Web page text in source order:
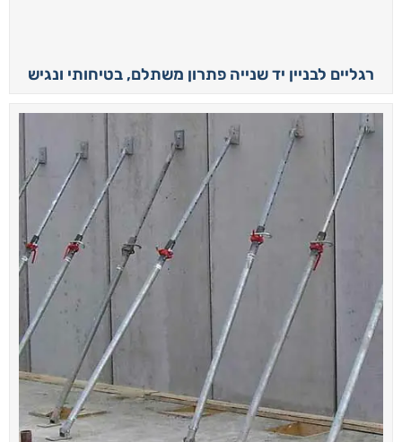
רגליים לבניין יד שנייה פתרון משתלם, בטיחותי ונגיש